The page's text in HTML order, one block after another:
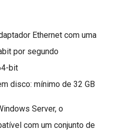
Ethernet com uma
por segundo
bit
disco: mínimo de 32 GB
Server, o
com um conjunto de